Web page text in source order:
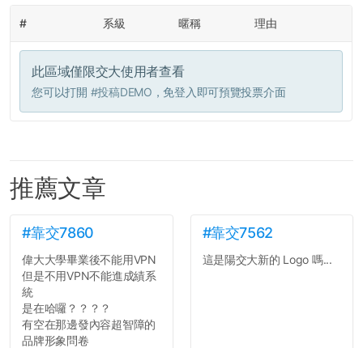
# 系級 暱稱 理由
此區域僅限交大使用者查看
您可以打開 #投稿DEMO ，免登入即可預覽投票介面
推薦文章
#靠交7860
偉大大學畢業後不能用VPN
但是不用VPN不能進成績系
統
是在哈囉？？？？
有空在那邊發內容超智障的
品牌形象問卷
#靠交7562
這是陽交大新的 Logo 嗎...